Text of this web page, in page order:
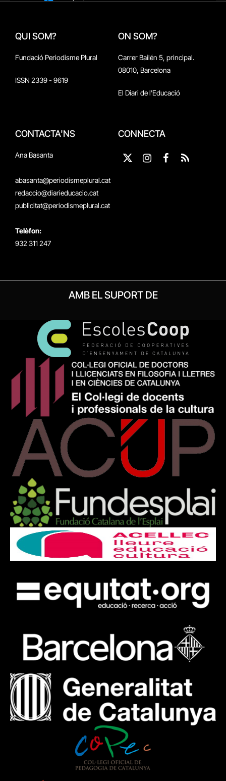
QUI SOM?
Fundació Periodisme Plural
ISSN 2339 - 9619
ON SOM?
Carrer Bailén 5, principal.
08010, Barcelona
El Diari de l'Educació
CONTACTA'NS
Ana Basanta
abasanta@periodismeplural.cat
redaccio@diarieducacio.cat
publicitat@periodismeplural.cat
Telèfon:
932 311 247
CONNECTA
X
Instagram
Facebook
RSS
AMB EL SUPORT DE